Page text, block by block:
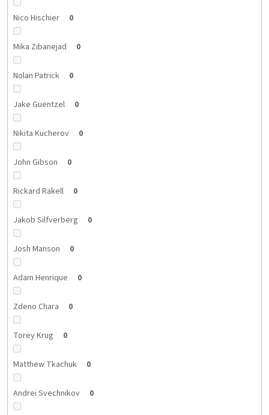
Nico Hischier 0
Mika Zibanejad 0
Nolan Patrick 0
Jake Guentzel 0
Nikita Kucherov 0
John Gibson 0
Rickard Rakell 0
Jakob Silfverberg 0
Josh Manson 0
Adam Henrique 0
Zdeno Chara 0
Torey Krug 0
Matthew Tkachuk 0
Andrei Svechnikov 0